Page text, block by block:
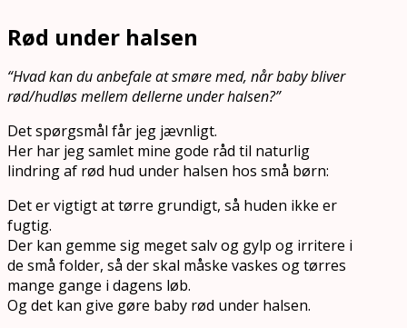
Rød under halsen
“Hvad kan du anbefale at smøre med, når baby bliver
rød/hudløs mellem dellerne under halsen?”
Det spørgsmål får jeg jævnligt.
Her har jeg samlet mine gode råd til naturlig
lindring af rød hud under halsen hos små børn:
Det er vigtigt at tørre grundigt, så huden ikke er
fugtig.
Der kan gemme sig meget salv og gylp og irritere i
de små folder, så der skal måske vaskes og tørres
mange gange i dagens løb.
Og det kan give gøre baby rød under halsen.